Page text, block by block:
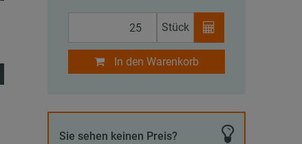
Stück
In den Warenkorb
Sie sehen keinen Preis?